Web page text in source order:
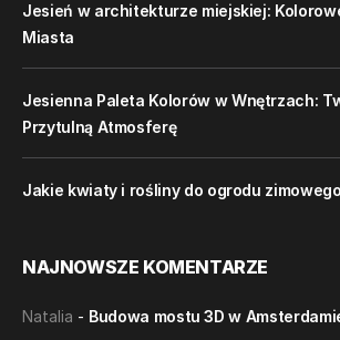
Jesień w architekturze miejskiej:
Miasta
Jesienna Paleta Kolorów w Wnętrzach:
Przytulną Atmosferę
Jakie kwiaty i rośliny do ogrodu
NAJNOWSZE KOMENTARZE
Natalia - Budowa mostu 3D w